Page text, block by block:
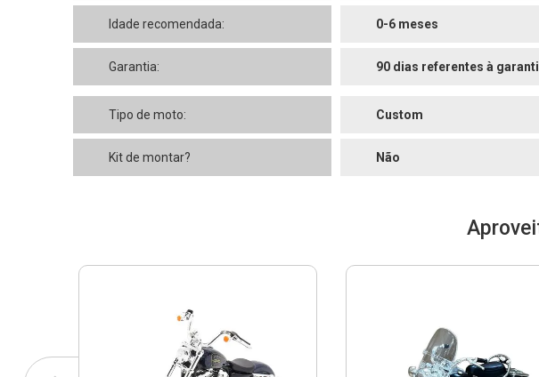
Idade recomendada: 0-6 meses
Garantia: 90 dias referentes à
Tipo de moto: Custom
Kit de montar? Não